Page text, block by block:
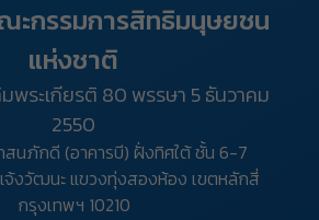
ะกรรมการสิทธิมนุษยชน
แห่งชาติ
พระเกียรติ 80 พรรษา 5 ธันวาคม
2550
สนภักดี (อาคารบี) ฝั่งทิศใต้ ชั้น 6-7
จ้งวัฒนะ แขวงทุ่งสองห้อง เขตหลักสี่
กรุงเทพฯ 10210